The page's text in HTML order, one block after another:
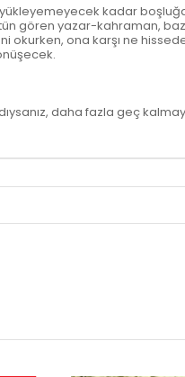
kadar
gören yazar-kahraman,
okurken, ona karşı ne
daha fazla geç